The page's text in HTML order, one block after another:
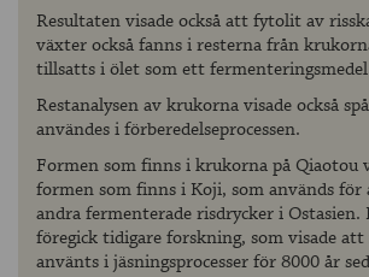
Resultaten visade också att fytolit av
växter också fanns i resterna från
tillsatts i ölet som ett
Restanalysen av krukorna visade också
användes i förberedelseprocessen.
Formen som finns i krukorna på Qiaotou
formen som finns i Koji, som används för
andra fermenterade risdrycker i Ostasien.
föregick tidigare forskning, som visade att
använts i jäsningsprocesser för 8000 år